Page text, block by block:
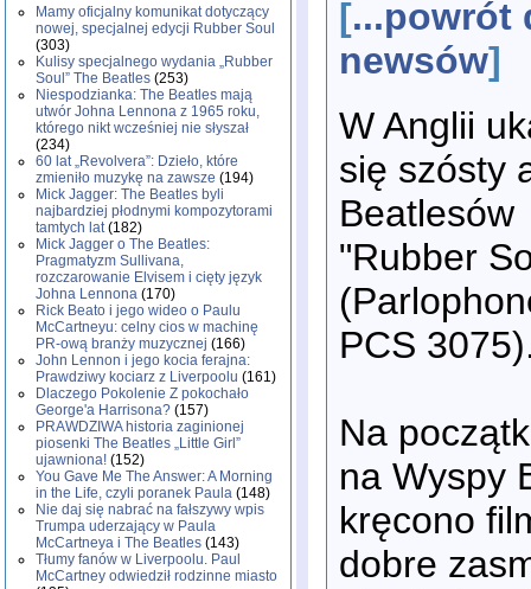
Mamy oficjalny komunikat dotyczący
nowej, specjalnej edycji Rubber Soul
(303)
Kulisy specjalnego wydania „Rubber
Soul” The Beatles (253)
Niespodzianka: The Beatles mają
utwór Johna Lennona z 1965 roku,
którego nikt wcześniej nie słyszał
(234)
60 lat „Revolvera”: Dzieło, które
zmieniło muzykę na zawsze (194)
Mick Jagger: The Beatles byli
najbardziej płodnymi kompozytorami
tamtych lat(182)
Mick Jagger o The Beatles:
Pragmatyzm Sullivana,
rozczarowanie Elvisem i cięty język
Johna Lennona (170)
Rick Beato i jego wideo o Paulu
McCartneyu: celny cios w machinę
PR-ową branży muzycznej (166)
John Lennon i jego kocia ferajna:
Prawdziwy kociarz z Liverpoolu (161)
Dlaczego Pokolenie Z pokochało
George'a Harrisona? (157)
PRAWDZIWA historia zaginionej
piosenki The Beatles „Little Girl”
ujawniona! (152)
You Gave Me The Answer: A Morning
in the Life, czyli poranek Paula (148)
Nie daj się nabrać na fałszywy wpis
Trumpa uderzający w Paula
McCartneya i The Beatles (143)
Tłumy fanów w Liverpoolu. Paul
McCartney odwiedził rodzinne miasto
[...powrót
newsów]
W Anglii
się szósty
Beatlesów
"Rubber
PCS
Na
na Wyspy
kręcono
dobre